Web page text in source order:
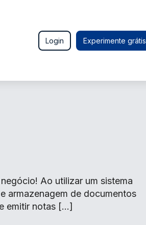
Login Experimente grátis
Ao utilizar um sistema
armazenagem de documentos
emitir notas […]